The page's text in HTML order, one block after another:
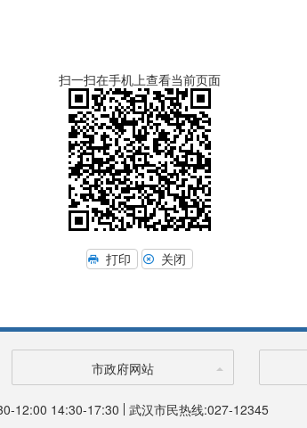
扫一扫在手机上查看当前页面
打印 关闭
市政府网站
12:00 14:30-17:30 武汉市民热线:027-12345